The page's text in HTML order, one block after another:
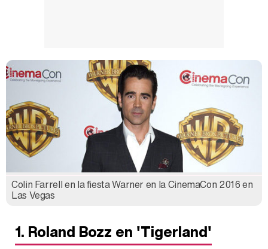
Colin Farrell en la fiesta Warner en la CinemaCon 2016 en
Las Vegas
1. Roland Bozz en 'Tigerland'